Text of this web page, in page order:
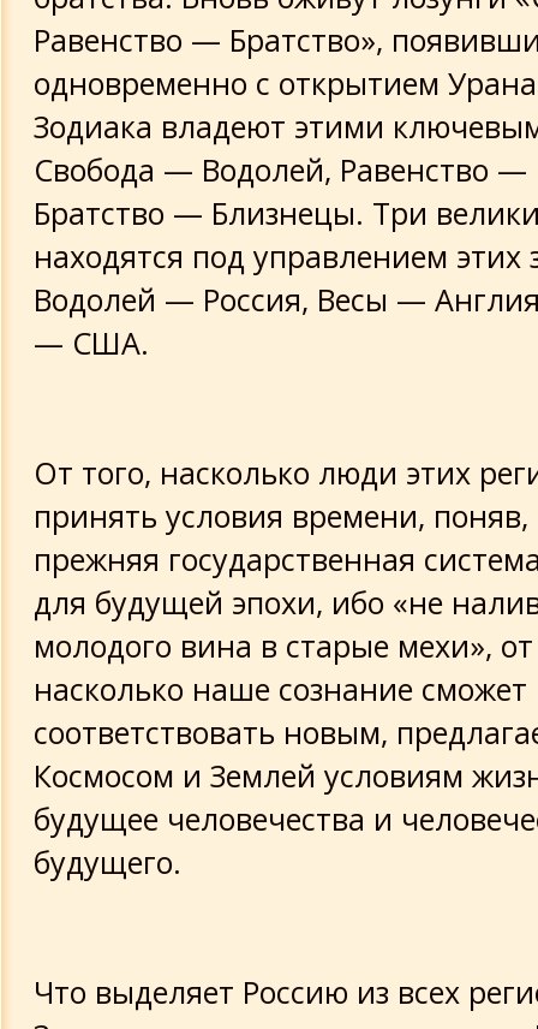
Равенство — Братство»,
одновременно с открытием
Зодиака владеют этими
Свобода — Водолей, Равенство —
Братство — Близнецы. Три
находятся под управлением этих
Водолей — Россия, Весы —
— США.
От того, насколько люди этих
принять условия времени,
прежняя государственная
для будущей эпохи, ибо «не
молодого вина в старые мехи», от
насколько наше сознание сможет
соответствовать новым,
Космосом и Землей условиям
будущее человечества и
будущего.
Что выделяет Россию из всех